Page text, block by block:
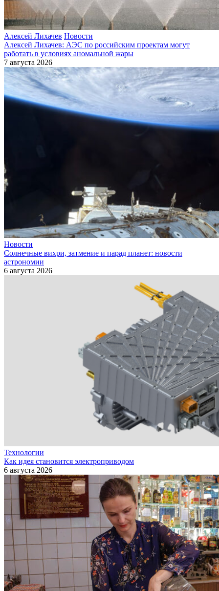
Алексей Лихачев Новости
Алексей Лихачев: АЭС по российским проектам могут
работать в условиях аномальной жары
7 августа 2026
Новости
Солнечные вихри, затмение и парад планет: новости
астрономии
6 августа 2026
Технологии
Как идея становится электроприводом
6 августа 2026